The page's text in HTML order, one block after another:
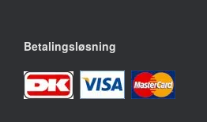
Betalingsløsning